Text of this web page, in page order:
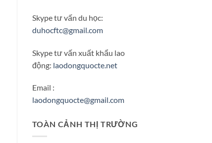
Skype tư vấn du học:
duhocftc@gmail.com
Skype tư vấn xuất khẩu lao
động: laodongquocte.net
Email :
laodongquocte@gmail.com
TOÀN CẢNH THỊ TRƯỜNG